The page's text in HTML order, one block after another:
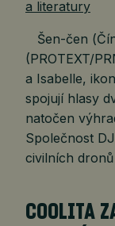
Šen-čen
(PROTEXT/
a Isabelle,
spojují hlasy
natočen
Společnost
civilních
COOLITA